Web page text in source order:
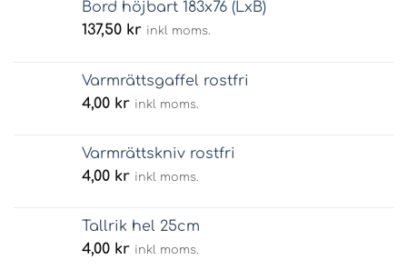
Bord höjbart 183x76 (LxB)
137,50 kr inkl moms.
Varmrättsgaffel rostfri
4,00 kr inkl moms.
Varmrättskniv rostfri
4,00 kr inkl moms.
Tallrik hel 25cm
4,00 kr inkl moms.